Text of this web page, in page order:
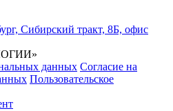
Сибирский тракт, 8Б, офис
данных Согласие на
Пользовательское